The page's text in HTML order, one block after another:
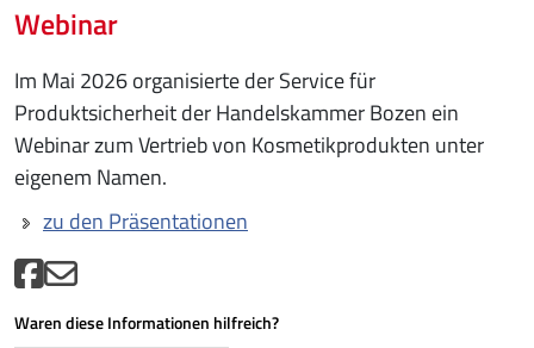
Webinar
Im Mai 2026 organisierte der Service für
Produktsicherheit der Handelskammer Bozen ein
Webinar zum Vertrieb von Kosmetikprodukten unter
eigenem Namen.
zu den Präsentationen
Waren diese Informationen hilfreich?